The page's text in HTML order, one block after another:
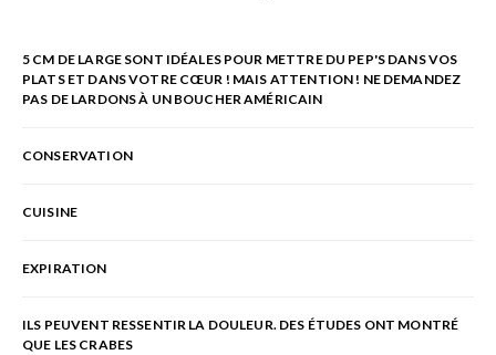
5 CM DE LARGE SONT IDÉALES POUR METTRE DU PEP'S DANS VOS
PLATS ET DANS VOTRE CŒUR ! MAIS ATTENTION ! NE DEMANDEZ
PAS DE LARDONS À UN BOUCHER AMÉRICAIN
CONSERVATION
CUISINE
EXPIRATION
ILS PEUVENT RESSENTIR LA DOULEUR. DES ÉTUDES ONT MONTRÉ
QUE LES CRABES